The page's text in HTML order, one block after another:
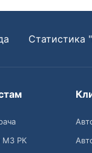
Статистика
МЗ РК